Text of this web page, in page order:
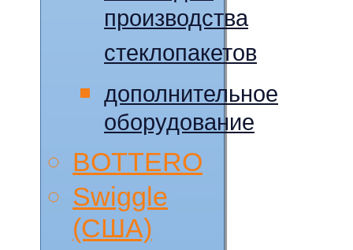
производства
стеклопакетов
дополнительное
оборудование
BOTTERO
Swiggle
(CША)